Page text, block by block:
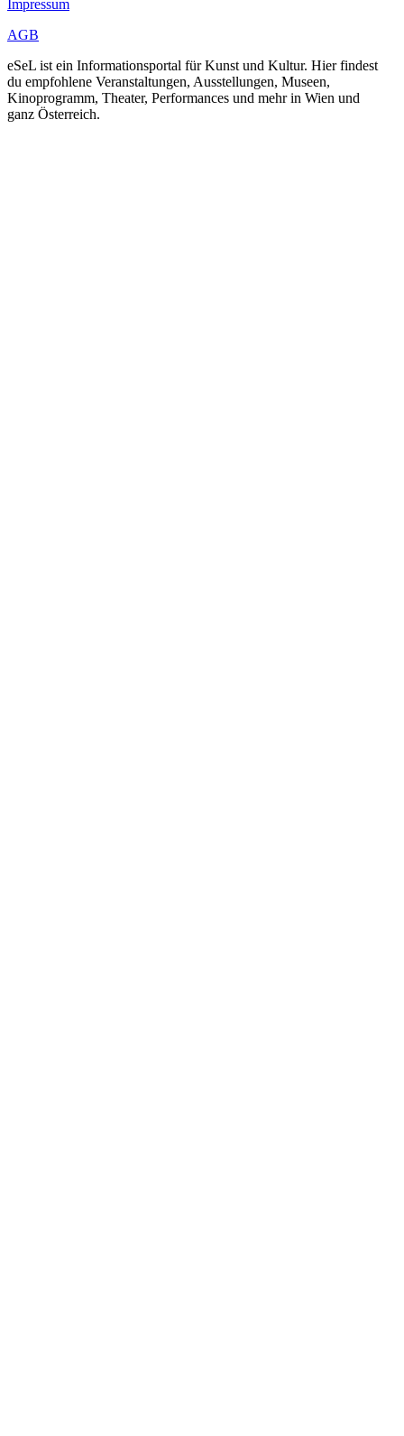
Impressum
AGB
eSeL ist ein Informationsportal für Kunst und Kultur. Hier findest
du empfohlene Veranstaltungen, Ausstellungen, Museen,
Kinoprogramm, Theater, Performances und mehr in Wien und
ganz Österreich.